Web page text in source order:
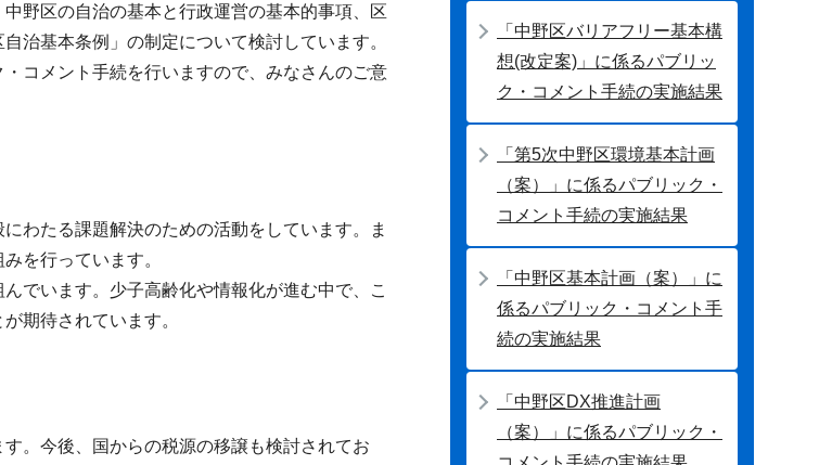
野区の自治の基本と行政運営の基本的事項、区
治基本条例」の制定について検討しています。
コメント手続を行いますので、みなさんのご意
わたる課題解決のための活動をしています。ま
を行っています。
でいます。少子高齢化や情報化が進む中で、こ
期待されています。
。今後、国からの税源の移譲も検討されてお
「中野区バリアフリー基本構
想(改定案)」に係るパブリッ
ク・コメント手続の実施結果
「第5次中野区環境基本計画
（案）」に係るパブリック・
コメント手続の実施結果
「中野区基本計画（案）」に
係るパブリック・コメント手
続の実施結果
「中野区DX推進計画
（案）」に係るパブリック・